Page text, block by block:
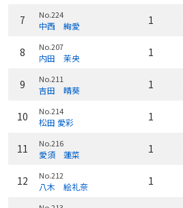
7 No.224
中西 絢愛 1
8 No.207
内田 茉央 1
9 No.211
吉田 晴葵 1
10 No.214
松田 愛彩 1
11 No.216
愛須 蓮菜 1
12 No.212
八木 絵礼奈 1